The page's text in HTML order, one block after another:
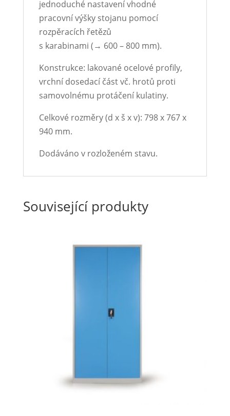
jednoduché nastavení vhodné
pracovní výšky stojanu pomocí
rozpěracích řetězů
s karabinami (→ 600 – 800 mm).
Konstrukce: lakované ocelové profily,
vrchní dosedací část vč. hrotů proti
samovolnému protáčení kulatiny.
Celkové rozměry (d x š x v): 798 x 767 x
940 mm.
Dodáváno v rozloženém stavu.
Související produkty